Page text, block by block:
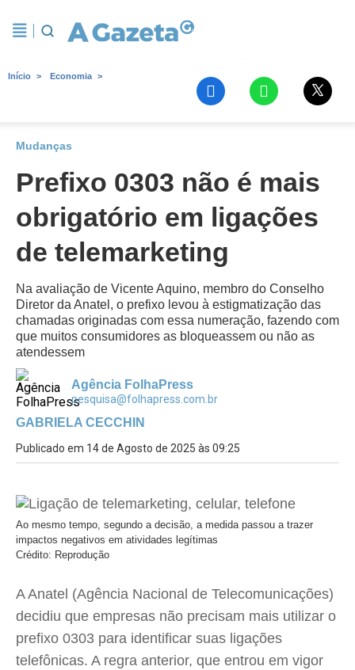
Início Economia
Mudanças
Prefixo 0303 não é mais
obrigatório em ligações
de telemarketing
Na avaliação de Vicente Aquino, membro do Conselho
Diretor da Anatel, o prefixo levou à estigmatização das
chamadas originadas com essa numeração, fazendo com
que muitos consumidores as bloqueassem ou não as
atendessem
Agência FolhaPress
pesquisa@folhapress.com.br
GABRIELA CECCHIN
Publicado em 14 de Agosto de 2025 às 09:25
Ao mesmo tempo, segundo a decisão, a medida passou a trazer
impactos negativos em atividades legítimas
Crédito: Reprodução
A Anatel (Agência Nacional de Telecomunicações)
decidiu que empresas não precisam mais utilizar o
prefixo 0303 para identificar suas ligações
telefônicas. A regra anterior, que entrou em vigor